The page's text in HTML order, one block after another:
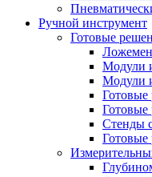
Ручной инструмент
Готовые
Модули
Модули
Стенды
Готовые